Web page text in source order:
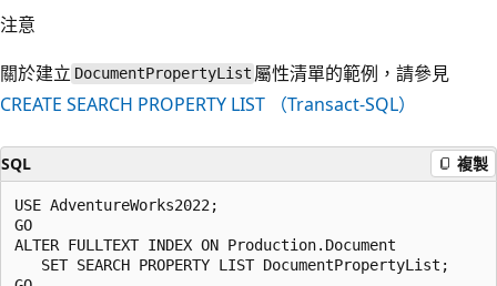
注意
關於建立 DocumentPropertyList 屬性清單的範例，請參見
CREATE SEARCH PROPERTY LIST （Transact-SQL）
SQL 複製
USE AdventureWorks2022;
GO
ALTER FULLTEXT INDEX ON Production.Document
   SET SEARCH PROPERTY LIST DocumentPropertyList;